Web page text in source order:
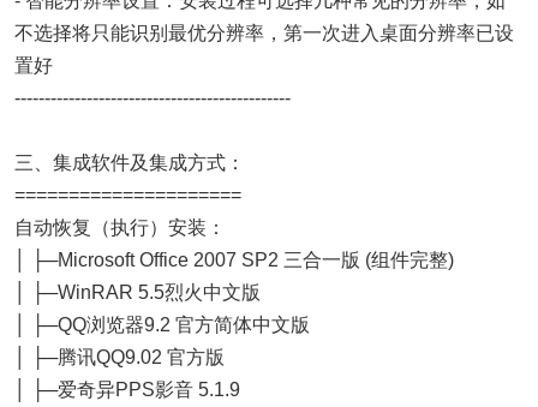
不选择将只能识别最优分辨率，第一次进入桌面分辨率已设
置好
----------------------------------------------
三、集成软件及集成方式：
=====================
自动恢复（执行）安装：
│ ├─Microsoft Office 2007 SP2 三合一版 (组件完整)
│ ├─WinRAR 5.5烈火中文版
│ ├─QQ浏览器9.2 官方简体中文版
│ ├─腾讯QQ9.02 官方版
│ ├─爱奇异PPS影音 5.1.9